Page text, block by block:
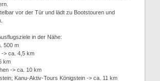
vor der Tür und lädt zu Bootstouren und
in der Nähe:
500 m
> ca. 4,5 km
km
-> ca. 10 km
Kanu-Aktiv-Tours Königstein -> ca. 11 km